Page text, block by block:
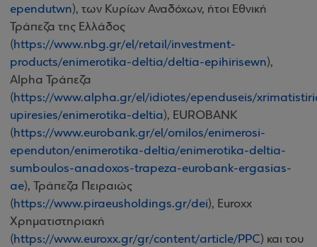
ependutwn), των Κυρίων Αναδόχων, ήτοι Εθνική
Τράπεζα της Ελλάδος
(https://www.nbg.gr/el/retail/investment-
products/enimerotika-deltia/deltia-epihirisewn),
Alpha Τράπεζα
(https://www.alpha.gr/el/idiotes/ependuseis/
upiresies/enimerotika-deltia), EUROBANK
(https://www.eurobank.gr/el/omilos/enimerosi-
ependuton/enimerotika-deltia/enimerotika-deltia-
sumboulos-anadoxos-trapeza-eurobank-ergasias-
ae), Τράπεζα Πειραιώς
(https://www.piraeusholdings.gr/dei), Euroxx
Χρηματιστηριακή
(https://www.euroxx.gr/gr/content/article/PPC) και του